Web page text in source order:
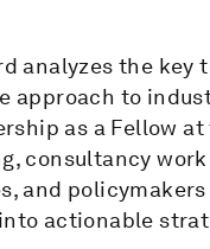
analyzes the key
approach to
as a Fellow
consultancy
and
actionable